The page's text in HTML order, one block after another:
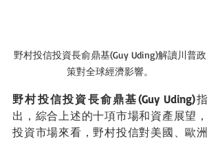
野村投信投資長俞鼎基(Guy Uding)解讀川普政
策對全球經濟影響。
野村投信投資長俞鼎基(Guy Uding)指
出，綜合上述的十項市場和資產展望，
投資市場來看，野村投信對美國、歐洲